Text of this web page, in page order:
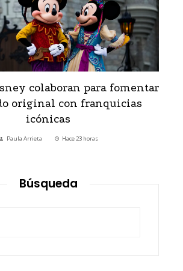
urbanos con más lugares
Patrimonio de la Humanidad
Paula Arrieta Hace 3 días
Búsqueda